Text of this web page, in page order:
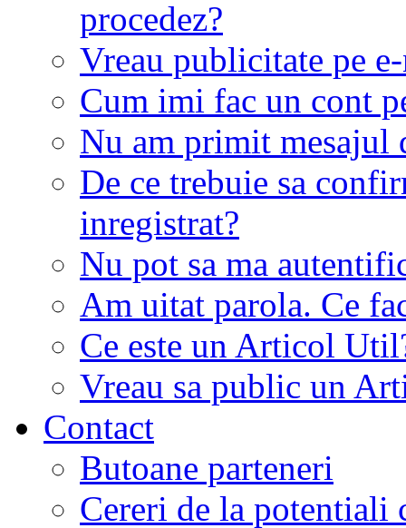
procedez?
Vreau publicitate pe
Cum imi fac un cont
Nu am primit mesajul
De ce trebuie sa
inregistrat?
Nu pot sa ma
Am uitat parola. Ce
Ce este un Articol
Vreau sa public un
Contact
Butoane parteneri
Cereri de la potentiali